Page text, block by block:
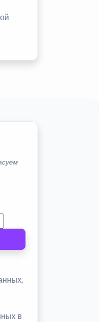
в